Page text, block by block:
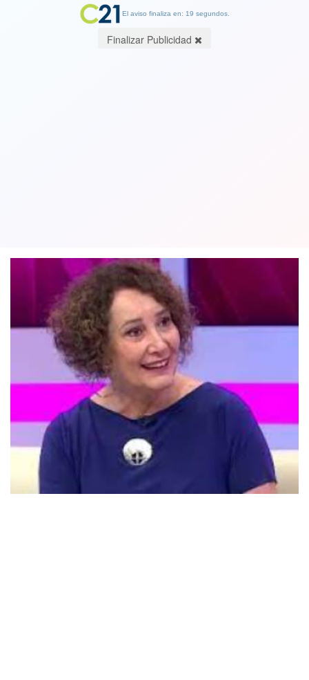
El aviso finaliza en: 19 segundos.
Finalizar Publicidad